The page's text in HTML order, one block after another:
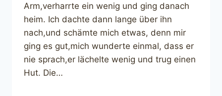
Arm,verharrte ein wenig und ging danach
heim. Ich dachte dann lange über ihn
nach,und schämte mich etwas, denn mir
ging es gut,mich wunderte einmal, dass er
nie sprach,er lächelte wenig und trug einen
Hut. Die…